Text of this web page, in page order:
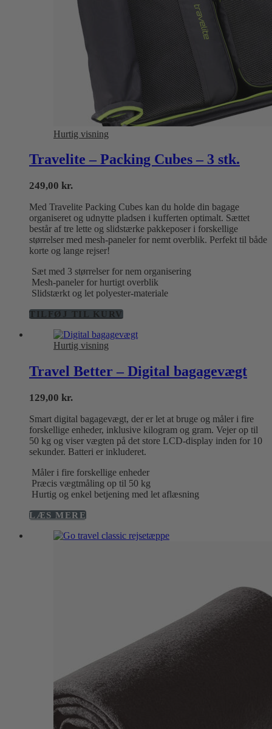
Hurtig visning
Travelite – Packing Cubes – 3 stk.
249,00 kr.
Med Travelite Packing Cubes kan du holde din bagage
organiseret og udnytte pladsen i kufferten optimalt. Sættet
består af tre lette og slidstærke pakkeposer i forskellige
størrelser med mesh-paneler for nemt overblik. Perfekt til både
korte og lange rejser!
Sæt med 3 størrelser for nem organisering
Mesh-paneler for hurtigt overblik
Slidstærkt og let polyester-materiale
TILFØJ TIL KURV
Hurtig visning
Travel Better – Digital bagagevægt
129,00 kr.
Smart digital bagagevægt, der er let at bruge og måler i fire
forskellige enheder, inklusive kilogram og gram. Vejer op til
50 kg og viser vægten på det store LCD-display inden for 10
sekunder. Batteri er inkluderet.
Måler i fire forskellige enheder
Præcis vægtmåling op til 50 kg
Hurtig og enkel betjening med let aflæsning
LÆS MERE